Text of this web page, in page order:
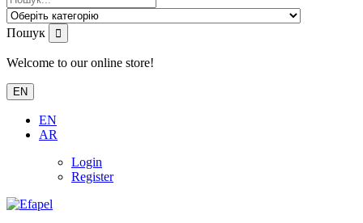
Пошук
Welcome to our online store!
EN
EN
AR
Login
Register